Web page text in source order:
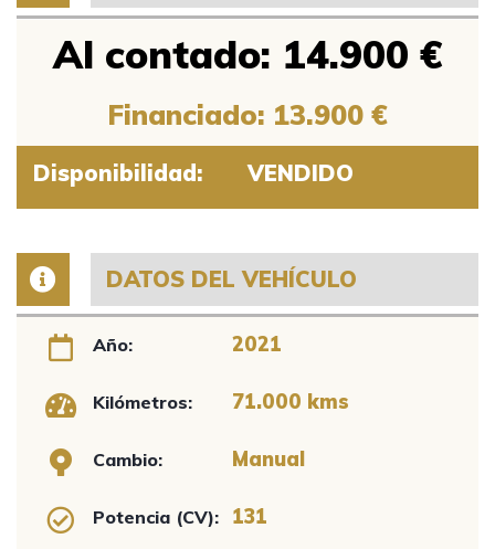
Al contado: 14.900 €
Financiado: 13.900 €
Disponibilidad: VENDIDO
DATOS DEL VEHÍCULO
Año: 2021
Kilómetros: 71.000 kms
Cambio: Manual
Potencia (CV): 131